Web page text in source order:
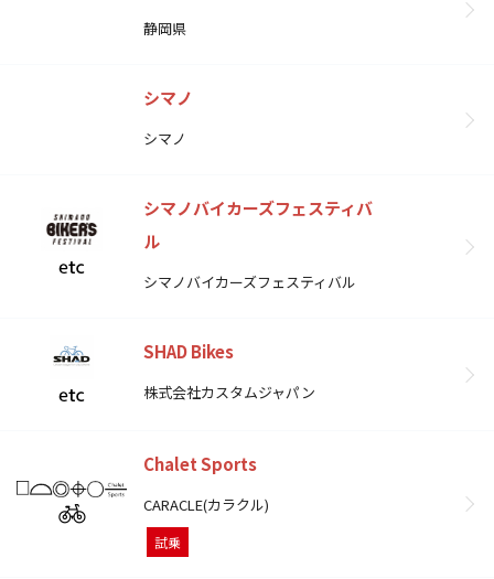
静岡県
シマノ
シマノ
シマノバイカーズフェスティバ
ル
シマノバイカーズフェスティバル
SHAD Bikes
株式会社カスタムジャパン
Chalet Sports
CARACLE(カラクル)
試乗